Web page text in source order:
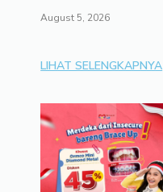
August 5, 2026
LIHAT SELENGKAPNYA